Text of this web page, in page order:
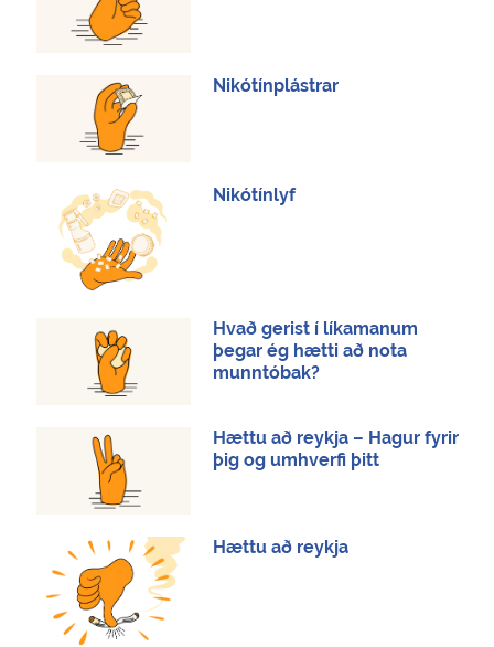
Nikótínplástrar
Nikótínlyf
Hvað gerist í líkamanum
þegar ég hætti að nota
munntóbak?
Hættu að reykja – Hagur fyrir
þig og umhverfi þitt
Hættu að reykja